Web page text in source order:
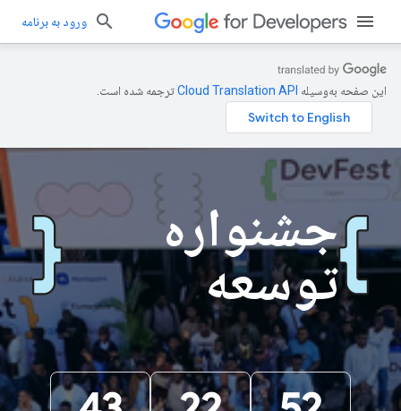
ورود به برنامه
این صفحه به‌وسیله ترجمه شده است.
جشنواره
توسعه